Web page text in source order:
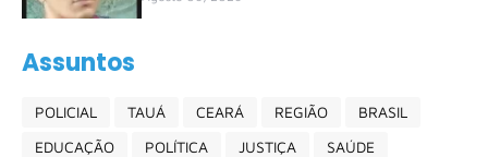
Assuntos
POLICIAL TAUÁ CEARÁ REGIÃO
BRASIL
EDUCAÇÃO
POLÍTICA JUSTIÇA
SAÚDE